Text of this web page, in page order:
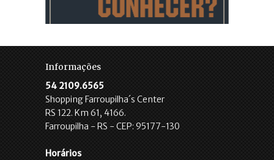
Informações
54 2109.6565
Shopping Farroupilha´s Center
RS 122. Km 61, 4166.
Farroupilha - RS - CEP: 95177-130
Horários